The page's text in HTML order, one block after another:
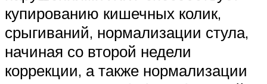
купированию кишечных колик,
срыгиваний, нормализации стула,
начиная со второй недели
коррекции, а также нормализации